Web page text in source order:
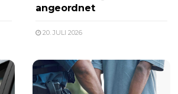
angeordnet
20. JULI 2026